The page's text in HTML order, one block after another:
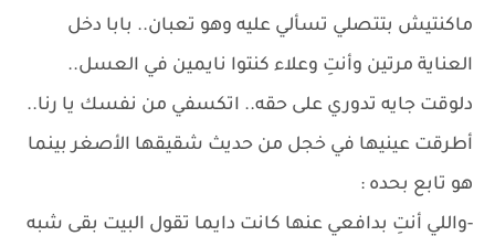
ماكنتيش بتتصلي تسألي عليه وهو تعبان.. بابا دخل
العناية مرتين وأنتِ وعلاء كنتوا نايمين في العسل..
دلوقت جايه تدوري على حقه.. اتكسفي من نفسك يا رنا..
أطرقت عينيها في خجل من حديث شقيقها الأصغر بينما
هو تابع بحده :
-واللي أنتِ بدافعي عنها كانت دايما تقول البيت بقى شبه